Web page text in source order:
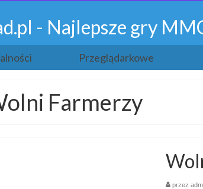
- Najlepsze gry
Przeglądarkowe
Farmerzy
przez